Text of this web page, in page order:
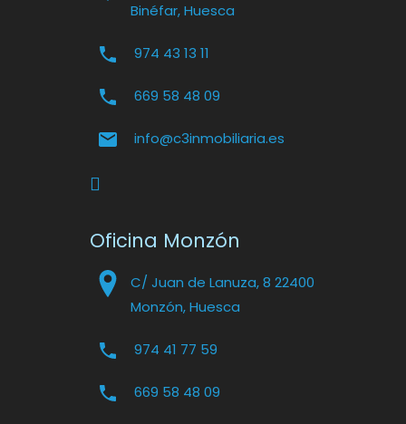
Binéfar, Huesca
974 43 13 11
669 58 48 09
info@c3inmobiliaria.es
Oficina Monzón
C/ Juan de Lanuza, 8 22400
Monzón, Huesca
974 41 77 59
669 58 48 09